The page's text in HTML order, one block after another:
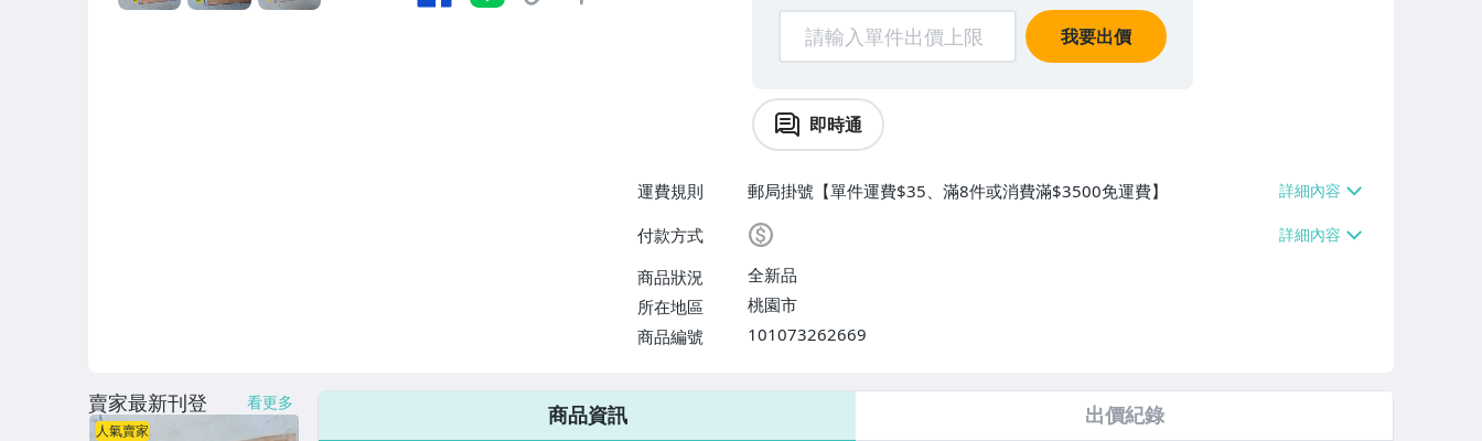
我要出價
即時通
運費規則
郵局掛號【單件運費$35、滿8件或消費滿$3500免運費】
付款方式
商品狀況
全新品
所在地區
桃園市
商品編號
101073262669
商品資訊 出價紀錄
賣家最新刊登 看更多
人氣賣家